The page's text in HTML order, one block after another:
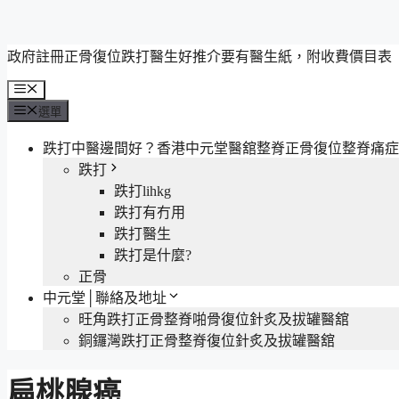
跳
至
主
要
政府註冊正骨復位跌打醫生好推介要有醫生紙，附收費價目表
選
單
選單
跌打中醫邊間好？香港中元堂醫舘整脊正骨復位整脊痛
跌打
跌打lihkg
跌打有冇用
跌打醫生
跌打是什麼?
正骨
中元堂│聯絡及地址
旺角跌打正骨整脊啪骨復位針炙及拔罐醫舘
銅鑼灣跌打正骨整脊復位針炙及拔罐醫舘
扁桃腺癌